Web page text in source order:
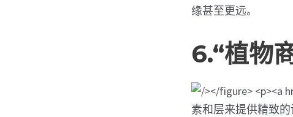
缘甚至更远。
6.“植物
素和层来提供精致的